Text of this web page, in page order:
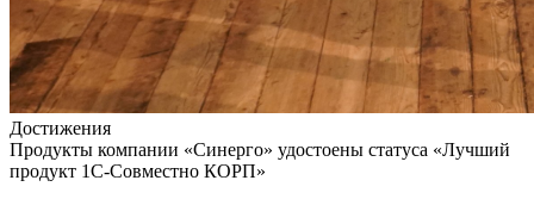
Достижения
Продукты компании «Синерго» удостоены статуса «Лучший
продукт 1С-Совместно КОРП»